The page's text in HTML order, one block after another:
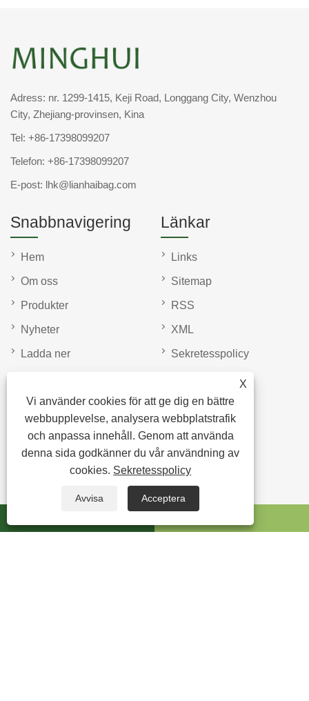
X
Vi använder cookies för att ge dig en bättre
webbupplevelse, analysera webbplatstrafik
och anpassa innehåll. Genom att använda
denna sida godkänner du vår användning av
cookies. Sekretesspolicy
Avvisa Acceptera
Adress: nr. 1299-1415, Keji Road, Longgang City, Wenzhou
City, Zhejiang-provinsen, Kina
Tel: +86-17398099207
Telefon: +86-17398099207
E-post: lhk@lianhaibag.com
Snabbnavigering
Hem
Om oss
Produkter
Nyheter
Ladda ner
Kontakta oss
VR-turné
Länkar
Links
Sitemap
RSS
XML
Sekretesspolicy